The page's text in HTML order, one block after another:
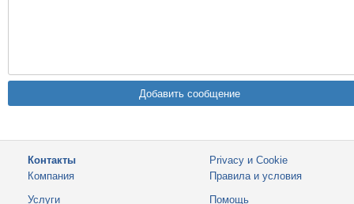
Контакты
Компания
Privacy и Cookie
Правила и условия
Услуги
Помощь